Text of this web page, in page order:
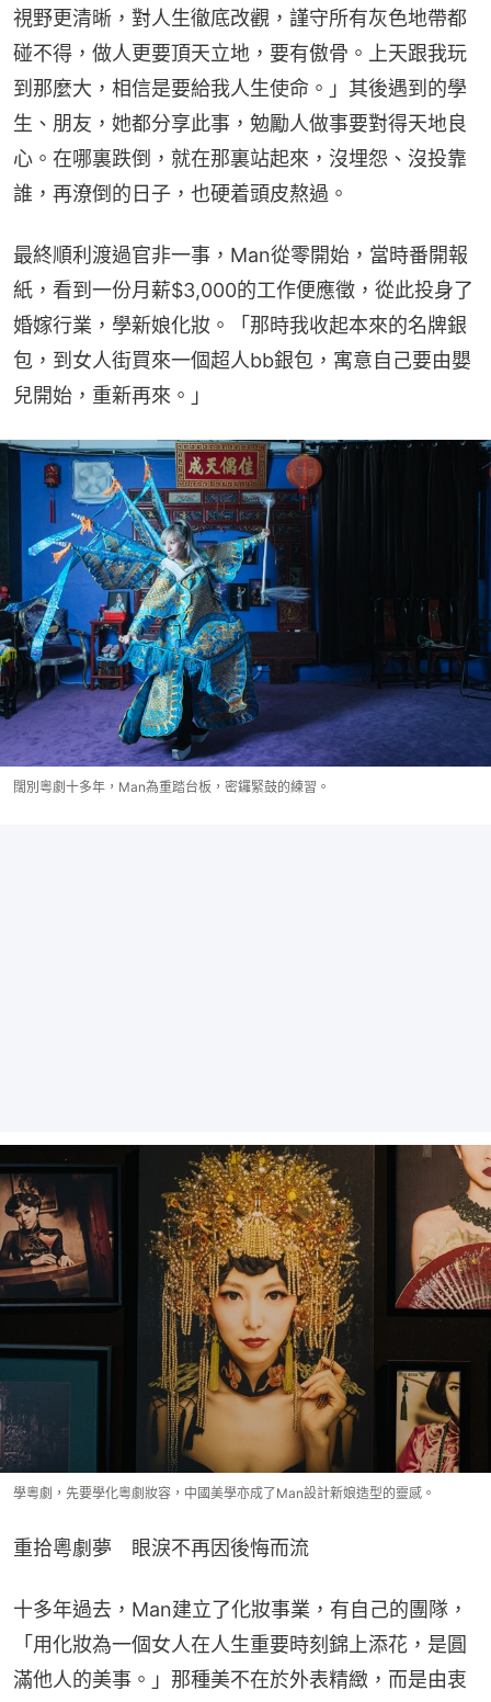
視野更清晰，對人生徹底改觀，謹守所有灰色地帶都
碰不得，做人更要頂天立地，要有傲骨。上天跟我玩
到那麼大，相信是要給我人生使命。」其後遇到的學
生、朋友，她都分享此事，勉勵人做事要對得天地良
心。在哪裏跌倒，就在那裏站起來，沒埋怨、沒投靠
誰，再潦倒的日子，也硬着頭皮熬過。
最終順利渡過官非一事，Man從零開始，當時番開報
紙，看到一份月薪$3,000的工作便應徵，從此投身了
婚嫁行業，學新娘化妝。「那時我收起本來的名牌銀
包，到女人街買來一個超人bb銀包，寓意自己要由嬰
兒開始，重新再來。」
闊別粵劇十多年，Man為重踏台板，密鑼緊鼓的練習。
學粵劇，先要學化粵劇妝容，中國美學亦成了Man設計新娘造型的靈感。
重拾粵劇夢　眼淚不再因後悔而流
十多年過去，Man建立了化妝事業，有自己的團隊，
「用化妝為一個女人在人生重要時刻錦上添花，是圓
滿他人的美事。」那種美不在於外表精緻，而是由衷